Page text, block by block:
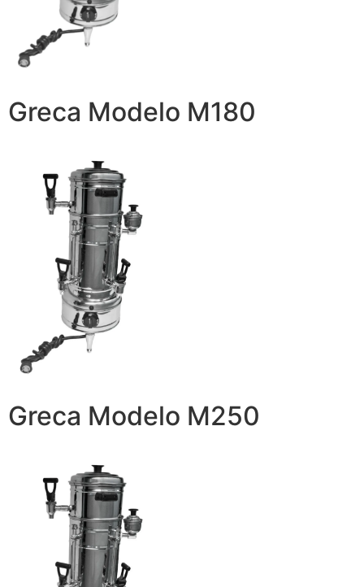
Greca Modelo M180
Greca Modelo M250